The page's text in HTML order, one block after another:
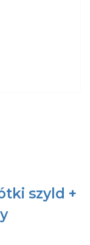
szyld +